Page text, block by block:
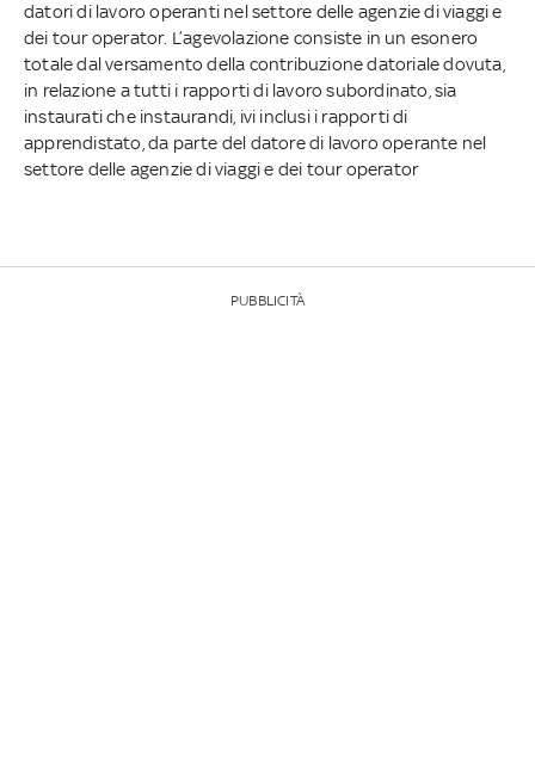
datori di lavoro operanti nel settore delle agenzie di viaggi e
dei tour operator. L’agevolazione consiste in un esonero
totale dal versamento della contribuzione datoriale dovuta,
in relazione a tutti i rapporti di lavoro subordinato, sia
instaurati che instaurandi, ivi inclusi i rapporti di
apprendistato, da parte del datore di lavoro operante nel
settore delle agenzie di viaggi e dei tour operator
PUBBLICITÀ